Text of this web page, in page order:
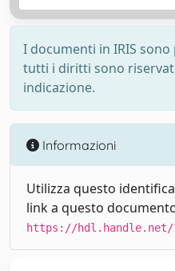
I documenti in IRIS
tutti i diritti sono
indicazione.
Informazioni
Utilizza questo
link a questo
https://hdl.handle.net/